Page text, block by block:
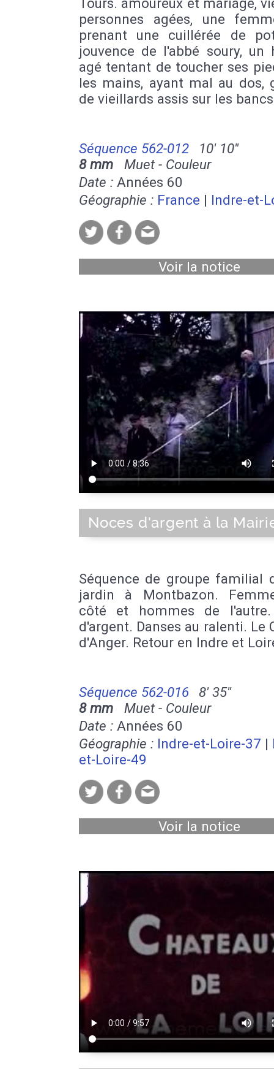
personnes agées, une
prenant une cuillérée de
jouvence de l'abbé soury, un
agé tentant de toucher ses
les mains, ayant mal au dos,
de vieillards assis sur les
Séquence 562-012
10' 10''
8 mm Muet - Couleur
Date : Années 60
Géographie : France | Indre-et-
Voir la notice
Noces d'argent à la
Séquence de groupe familial
jardin à Montbazon.
côté et hommes de l'autre.
d'argent. Danses au ralenti. Le
d'Anger. Retour en Indre et
Séquence 562-016
8' 35''
8 mm Muet - Couleur
Date : Années 60
Géographie : Indre-et-Loire-37 |
et-Loire-49
Voir la notice